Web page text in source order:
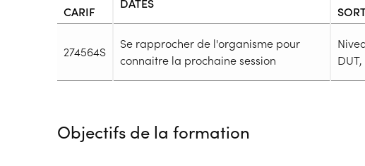
CARIF
DATES
274564S
Se rapprocher de l'organisme pour
connaitre la prochaine session
DUT,
Durée en centre :658h
Objectifs de la formation